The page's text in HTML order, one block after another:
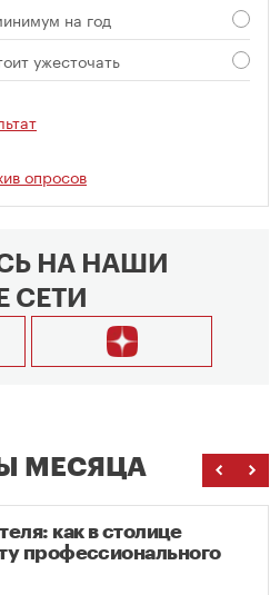
на год
ужесточать
опросов
НА НАШИ
СЕТИ
МЕСЯЦА
как в столице
профессионального